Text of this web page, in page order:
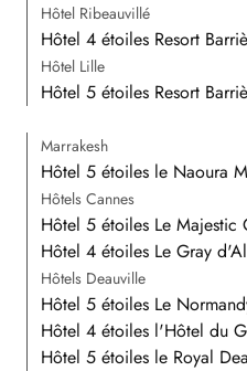
Hôtel Ribeauvillé
Hôtel 4 étoiles Resort
Hôtel Lille
Hôtel 5 étoiles Resort
Marrakesh
Hôtel 5 étoiles le Naoura
Hôtels Cannes
Hôtel 5 étoiles Le Majestic
Hôtel 4 étoiles Le Gray
Hôtels Deauville
Hôtel 5 étoiles Le
Hôtel 4 étoiles l'Hôtel du
Hôtel 5 étoiles le Royal